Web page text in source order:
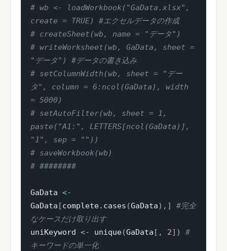
# wb <- loadWorkbook("GaData.xlsx",
create = TRUE) #エクセルデータの作成
# createSheet(wb, name = "データ")
# writeWorksheet(wb, GaData, sheet =
"データ") #データの書き込み
# setColumnWidth(wb, sheet = "デー
タ", column = 6:ncol(GaData), width
= 5000)
# setAutoFilter(wb, sheet = 1,
paste("A1:", LETTERS[ncol(GaData)],
"1", sep = ""))
# saveWorkbook(wb)
# ########
GaData <-
GaData [complete.cases (GaData) , ]
#完全
なケースだけ取り出す
uniKeyword <- unique(GaData [ , 2] )
#
キーワードの単一化